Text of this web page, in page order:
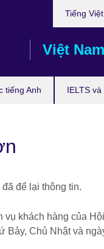
Việt Nam
tiếng Anh IELTS
Tiếng Việt
để lại thông tin.
vụ khách hàng của
Bảy, Chủ Nhật và